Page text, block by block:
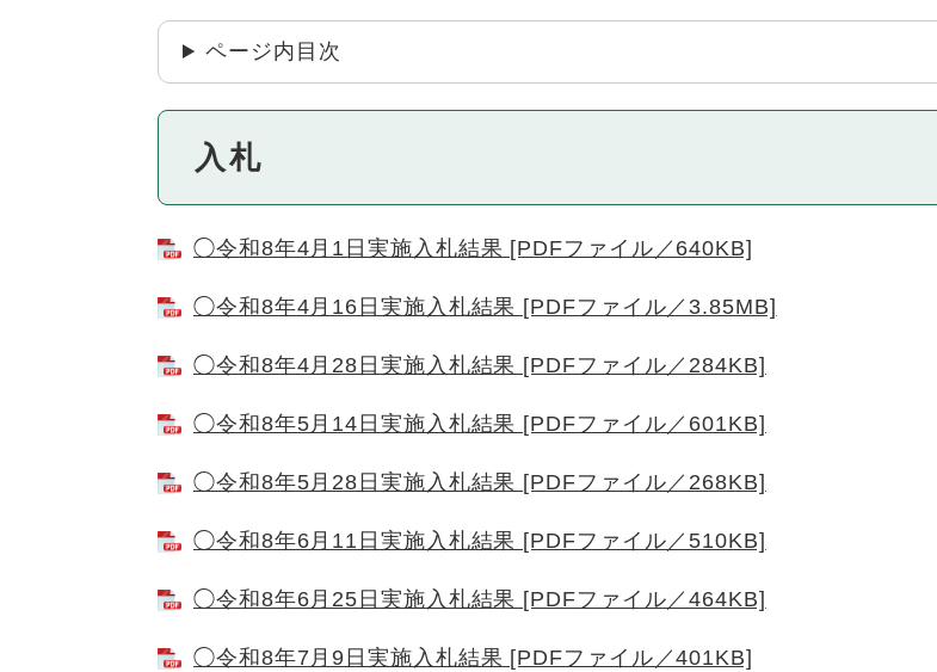
ページ内目次
入札
◯令和8年4月1日実施入札結果 [PDFファイル／640KB]
◯令和8年4月16日実施入札結果 [PDFファイル／3.85MB]
◯令和8年4月28日実施入札結果 [PDFファイル／284KB]
◯令和8年5月14日実施入札結果 [PDFファイル／601KB]
◯令和8年5月28日実施入札結果 [PDFファイル／268KB]
◯令和8年6月11日実施入札結果 [PDFファイル／510KB]
◯令和8年6月25日実施入札結果 [PDFファイル／464KB]
◯令和8年7月9日実施入札結果 [PDFファイル／401KB]